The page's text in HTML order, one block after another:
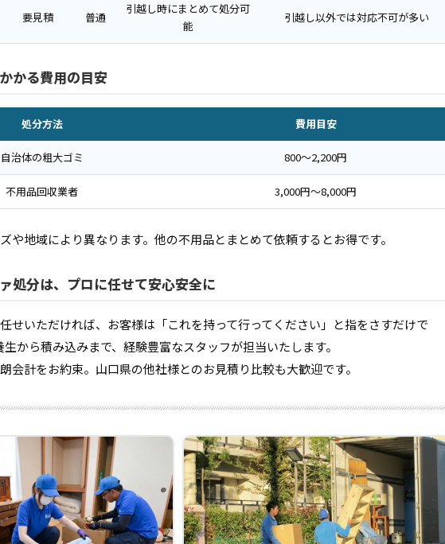
要見積 普通
引越し時にまとめて処分可
能
引越し以外では対応不可が多い
かる費用の目安
処分方法 費用目安
自治体の粗大ゴミ 800〜2,200円
不用品回収業者 3,000円〜8,000円
や地域により異なります。他の不用品とまとめて依頼するとお得です。
処分は、プロに任せて安心安全に
せいただければ、お客様は「これを持って行ってください」と指をさすだけで
から積み込みまで、経験豊富なスタッフが担当いたします。
会計をお約束。山口県の他社様とのお見積り比較も大歓迎です。